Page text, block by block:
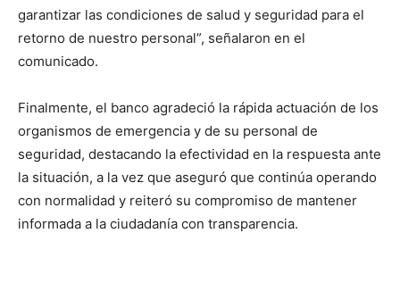
garantizar las condiciones de salud y seguridad para el
retorno de nuestro personal”, señalaron en el
comunicado.
Finalmente, el banco agradeció la rápida actuación de los
organismos de emergencia y de su personal de
seguridad, destacando la efectividad en la respuesta ante
la situación, a la vez que aseguró que continúa operando
con normalidad y reiteró su compromiso de mantener
informada a la ciudadanía con transparencia.